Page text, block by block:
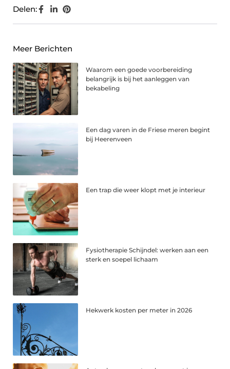
Delen:
Meer Berichten
Waarom een goede voorbereiding
belangrijk is bij het aanleggen van
bekabeling
Een dag varen in de Friese meren begint
bij Heerenveen
Een trap die weer klopt met je interieur
Fysiotherapie Schijndel: werken aan een
sterk en soepel lichaam
Hekwerk kosten per meter in 2026